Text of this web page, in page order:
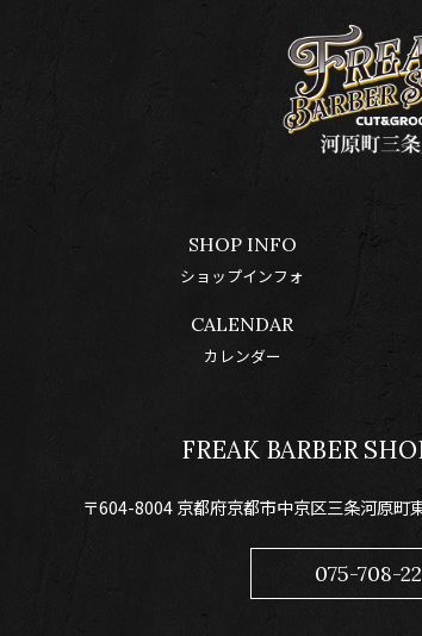
SHOP INFO
ショップインフォ
CALENDAR
カレンダー
FREAK BARBER
〒604-8004 京都府京都市中京区三条河原町
075-708-